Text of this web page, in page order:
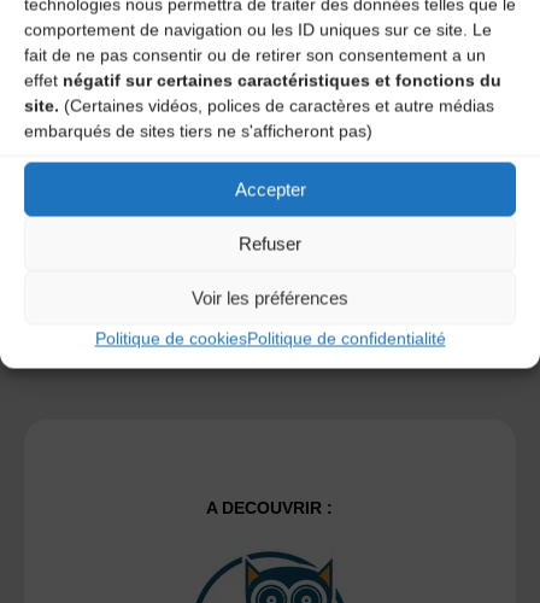
technologies nous permettra de traiter des données telles que le
comportement de navigation ou les ID uniques sur ce site. Le
fait de ne pas consentir ou de retirer son consentement a un
effet négatif sur certaines caractéristiques et fonctions du
site. (Certaines vidéos, polices de caractères et autre médias
embarqués de sites tiers ne s'afficheront pas)
Accepter
Refuser
Voir les préférences
Politique de cookiesPolitique de confidentialité
Save my name, email, and site URL in my browser for next
time I post a comment.
savoir plus sur la façon dont les données de vos
A DECOUVRIR :